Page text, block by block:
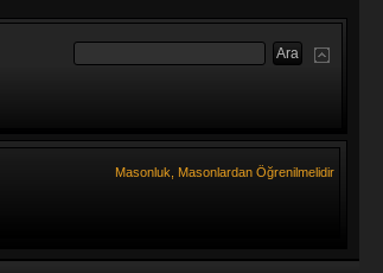
Masonluk, Masonlardan Öğrenilmelidir